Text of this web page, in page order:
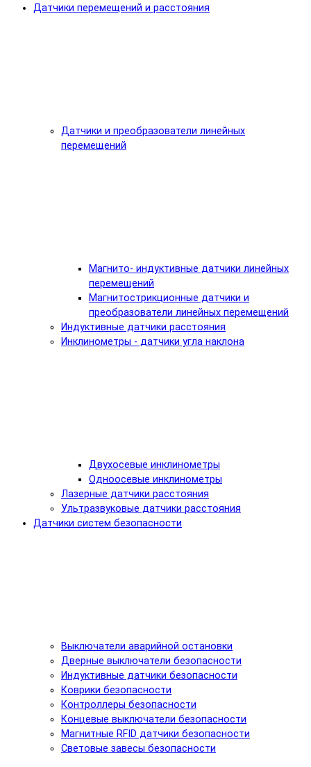
Датчики перемещений и расстояния
Датчики и преобразователи линейных
перемещений
Магнито- индуктивные датчики линейных
перемещений
Магнитострикционные датчики и
преобразователи линейных перемещений
Индуктивные датчики расстояния
Инклинометры - датчики угла наклона
Двухосевые инклинометры
Одноосевые инклинометры
Лазерные датчики расстояния
Ультразвуковые датчики расстояния
Датчики систем безопасности
Выключатели аварийной остановки
Дверные выключатели безопасности
Индуктивные датчики безопасности
Коврики безопасности
Контроллеры безопасности
Концевые выключатели безопасности
Магнитные RFID датчики безопасности
Световые завесы безопасности